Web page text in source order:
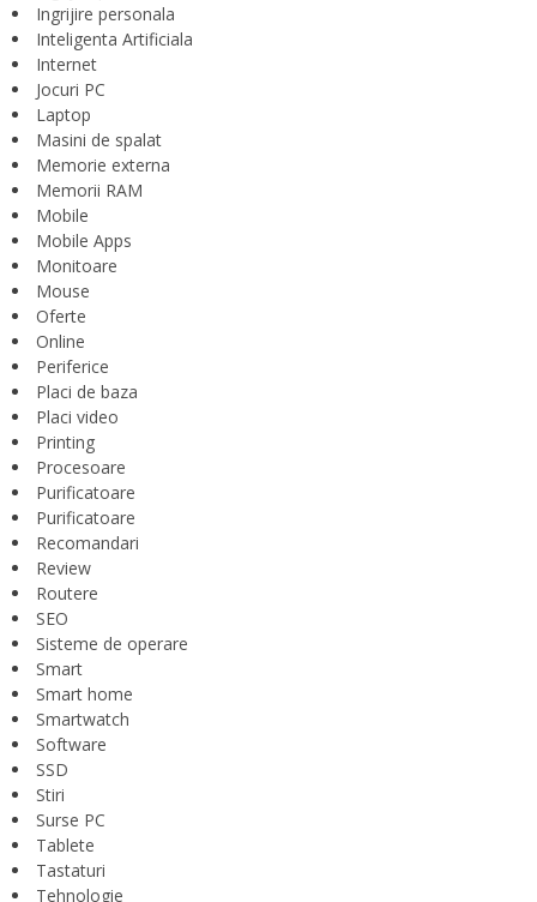
Ingrijire personala
Inteligenta Artificiala
Internet
Jocuri PC
Laptop
Masini de spalat
Memorie externa
Memorii RAM
Mobile
Mobile Apps
Monitoare
Mouse
Oferte
Online
Periferice
Placi de baza
Placi video
Printing
Procesoare
Purificatoare
Purificatoare
Recomandari
Review
Routere
SEO
Sisteme de operare
Smart
Smart home
Smartwatch
Software
SSD
Stiri
Surse PC
Tablete
Tastaturi
Tehnologie